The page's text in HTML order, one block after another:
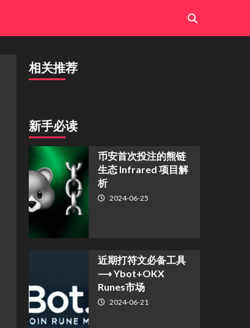
相关推荐
新手必读
币安首次投注的熊链
生态 Infrared 项目解
析
2024-06-25
近期打符文必备工具
⟶ Ybot+OKX
Runes市场
2024-06-21